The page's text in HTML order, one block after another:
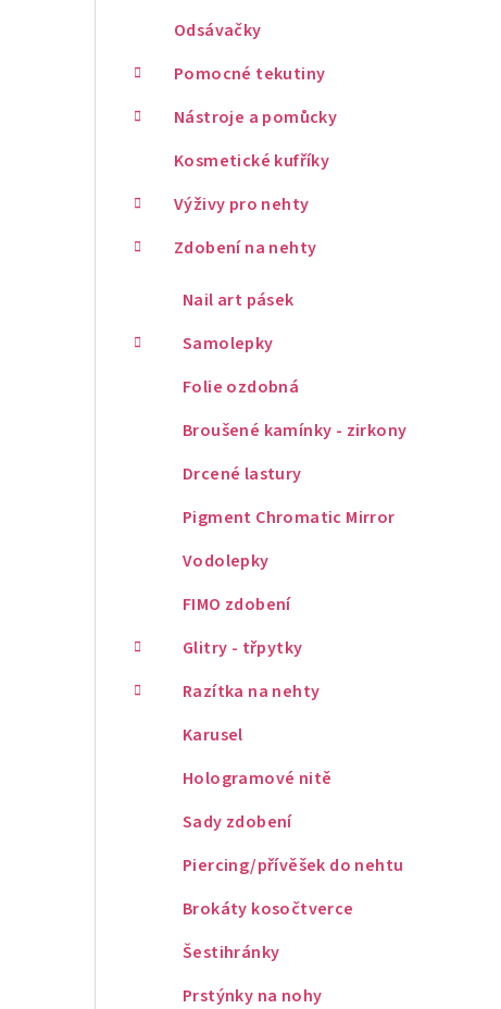
Odsávačky
Pomocné tekutiny
Nástroje a pomůcky
Kosmetické kufříky
Výživy pro nehty
Zdobení na nehty
Nail art pásek
Samolepky
Folie ozdobná
Broušené kamínky - zirkony
Drcené lastury
Pigment Chromatic Mirror
Vodolepky
FIMO zdobení
Glitry - třpytky
Razítka na nehty
Karusel
Hologramové nitě
Sady zdobení
Piercing/přívěšek do nehtu
Brokáty kosočtverce
Šestihránky
Prstýnky na nohy